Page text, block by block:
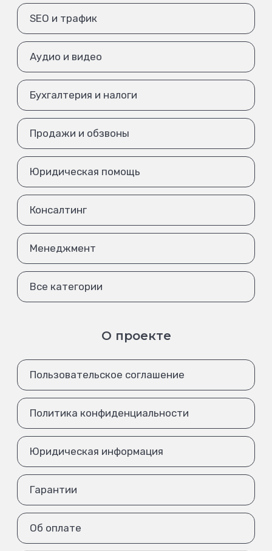
SEO и трафик
Аудио и видео
Бухгалтерия и налоги
Продажи и обзвоны
Юридическая помощь
Консалтинг
Менеджмент
Все категории
О проекте
Пользовательское соглашение
Политика конфиденциальности
Юридическая информация
Гарантии
Об оплате